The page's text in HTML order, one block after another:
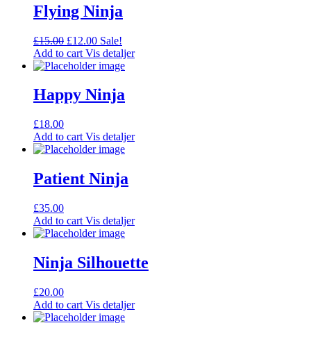
Flying Ninja
£15.00 £12.00 Sale!
Add to cart Vis detaljer
Happy Ninja
£18.00
Add to cart Vis detaljer
Patient Ninja
£35.00
Add to cart Vis detaljer
Ninja Silhouette
£20.00
Add to cart Vis detaljer